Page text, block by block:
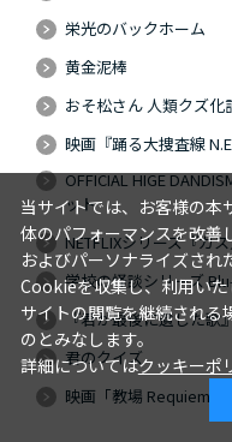
栄光のバックホーム
黄金泥棒
おそ松さん 人類クズ化
映画『踊る大捜査線
OFFICIAL HIGE
ット
NETFLIXシリーズ『ガ
学校の怪談シリーズ
『君が最後に遺した歌
君のクイズ
映画「教場 Requiem」
当サイトでは、お客様の本
体のパフォーマンスを改善
およびパーソナライズされ
Cookieを収集し、利用いた
サイトの閲覧を継続され
のとみなします。
詳細についてはクッキーポ